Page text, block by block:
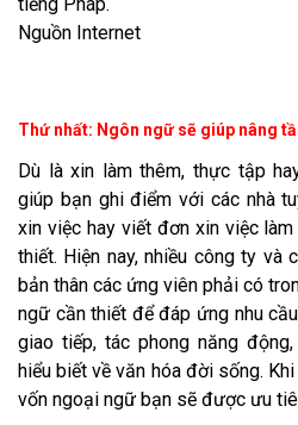
Nguồn Internet
Thứ nhất: Ngôn ngữ sẽ giúp nâng
Dù là xin làm thêm, thực tập
giúp bạn ghi điểm với các nhà
xin việc hay viết đơn xin việc
thiết. Hiện nay, nhiều công ty và
bản thân các ứng viên phải có
ngữ cần thiết để đáp ứng nhu
giao tiếp, tác phong năng
hiểu biết về văn hóa đời sống.
vốn ngoại ngữ bạn sẽ được ưu